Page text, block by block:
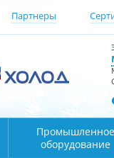
Партнеры
Промышленное
оборудование